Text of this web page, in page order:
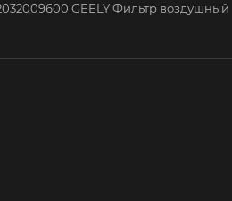
GEELY Фильтр воздушный